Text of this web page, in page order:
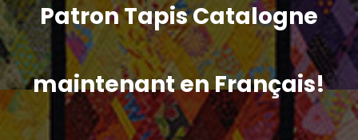
Patron Tapis Catalogne
maintenant en Français!